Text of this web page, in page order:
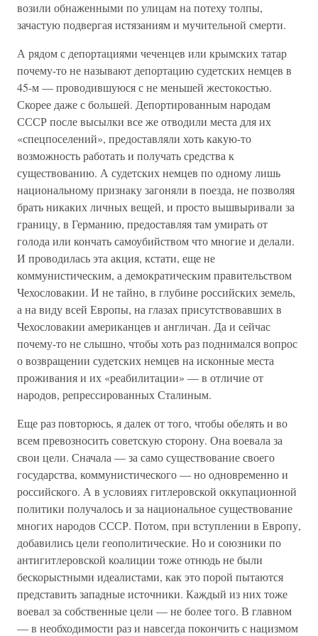
возили обнаженными по улицам на потеху толпы,
зачастую подвергая истязаниям и мучительной смерти.
А рядом с депортациями чеченцев или крымских татар
почему-то не называют депортацию судетских немцев в
45-м — проводившуюся с не меньшей жестокостью.
Скорее даже с большей. Депортированным народам
СССР после высылки все же отводили места для их
«спецпоселений», предоставляли хоть какую-то
возможность работать и получать средства к
существованию. А судетских немцев по одному лишь
национальному признаку загоняли в поезда, не позволяя
брать никаких личных вещей, и просто вышвыривали за
границу, в Германию, предоставляя там умирать от
голода или кончать самоубийством что многие и делали.
И проводилась эта акция, кстати, еще не
коммунистическим, а демократическим правительством
Чехословакии. И не тайно, в глубине российских земель,
а на виду всей Европы, на глазах присутствовавших в
Чехословакии американцев и англичан. Да и сейчас
почему-то не слышно, чтобы хоть раз поднимался вопрос
о возвращении судетских немцев на исконные места
проживания и их «реабилитации» — в отличие от
народов, репрессированных Сталиным.
Еще раз повторюсь, я далек от того, чтобы обелять и во
всем превозносить советскую сторону. Она воевала за
свои цели. Сначала — за само существование своего
государства, коммунистического — но одновременно и
российского. А в условиях гитлеровской оккупационной
политики получалось и за национальное существование
многих народов СССР. Потом, при вступлении в Европу,
добавились цели геополитические. Но и союзники по
антигитлеровской коалиции тоже отнюдь не были
бескорыстными идеалистами, как это порой пытаются
представить западные источники. Каждый из них тоже
воевал за собственные цели — не более того. В главном
— в необходимости раз и навсегда покончить с нацизмом